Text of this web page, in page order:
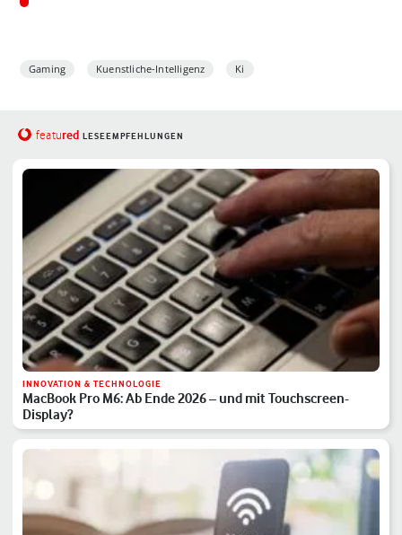
Gaming Kuenstliche-Intelligenz Ki
featured LESEEMPFEHLUNGEN
INNOVATION & TECHNOLOGIE
MacBook Pro M6: Ab Ende 2026 – und mit Touchscreen-
Display?